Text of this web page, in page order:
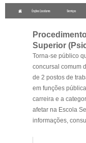
Superior
Torna-se público
concursal comum
de 2 postos de
em funções
carreira e a
afetar na Escola
informações,